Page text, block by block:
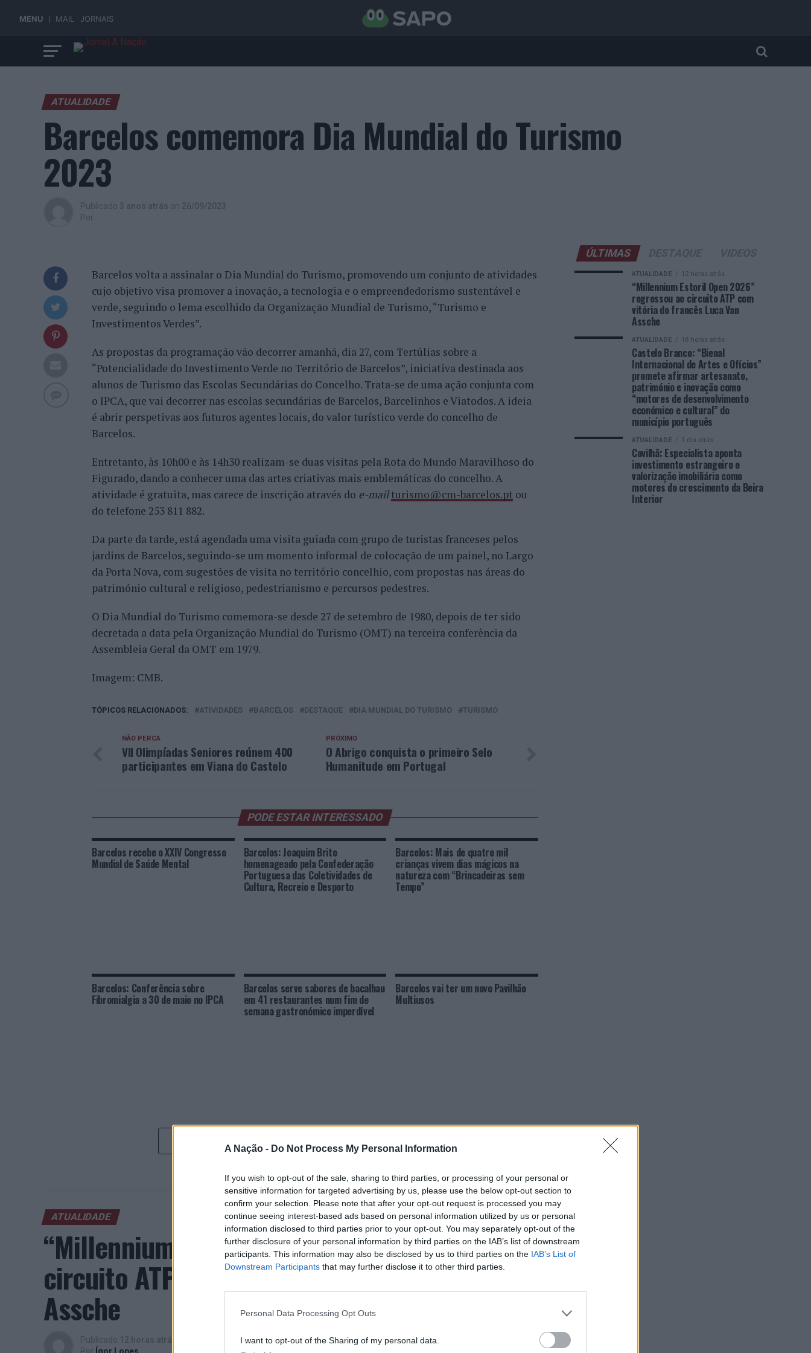
A Nação - Do Not Process My Personal Information
If you wish to opt-out of the sale, sharing to third parties, or processing of your personal or
sensitive information for targeted advertising by us, please use the below opt-out section to
confirm your selection. Please note that after your opt-out request is processed you may
continue seeing interest-based ads based on personal information utilized by us or personal
information disclosed to third parties prior to your opt-out. You may separately opt-out of the
further disclosure of your personal information by third parties on the IAB’s list of downstream
participants. This information may also be disclosed by us to third parties on the IAB’s List of
Downstream Participants that may further disclose it to other third parties.
Personal Data Processing Opt Outs
I want to opt-out of the Sharing of my personal data.
MENU MAIL JORNAIS
ATUALIDADE
Barcelos comemora Dia Mundial do Turismo
2023
Publicado 3 anos atrás on 26/09/2023
Por
Barcelos volta a assinalar o Dia Mundial do Turismo, promovendo um conjunto de atividades
cujo objetivo visa promover a inovação, a tecnologia e o empreendedorismo sustentável e
verde, seguindo o lema escolhido da Organização Mundial de Turismo, “Turismo e
Investimentos Verdes”.
As propostas da programação vão decorrer amanhã, dia 27, com Tertúlias sobre a
“Potencialidade do Investimento Verde no Território de Barcelos”, iniciativa destinada aos
alunos de Turismo das Escolas Secundárias do Concelho. Trata-se de uma ação conjunta com
o IPCA, que vai decorrer nas escolas secundárias de Barcelos, Barcelinhos e Viatodos. A ideia
é abrir perspetivas aos futuros agentes locais, do valor turístico verde do concelho de
Barcelos.
Entretanto, às 10h00 e às 14h30 realizam-se duas visitas pela Rota do Mundo Maravilhoso do
Figurado, dando a conhecer uma das artes criativas mais emblemáticas do concelho. A
atividade é gratuita, mas carece de inscrição através do e-mail turismo@cm-barcelos.pt ou
do telefone 253 811 882.
Da parte da tarde, está agendada uma visita guiada com grupo de turistas franceses pelos
jardins de Barcelos, seguindo-se um momento informal de colocação de um painel, no Largo
da Porta Nova, com sugestões de visita no território concelhio, com propostas nas áreas do
património cultural e religioso, pedestrianismo e percursos pedestres.
O Dia Mundial do Turismo comemora-se desde 27 de setembro de 1980, depois de ter sido
decretada a data pela Organização Mundial do Turismo (OMT) na terceira conferência da
Assembleia Geral da OMT em 1979.
Imagem: CMB.
TÓPICOS RELACIONADOS: ATIVIDADES BARCELOS DESTAQUE DIA MUNDIAL DO TURISMO TURISMO
PRÓXIMO
O Abrigo conquista o primeiro Selo
Humanitude em Portugal
NÃO PERCA
VII Olimpíadas Seniores reúnem 400
participantes em Viana do Castelo
PODE ESTAR INTERESSADO
Barcelos recebe o XXIV Congresso
Mundial de Saúde Mental
Barcelos: Joaquim Brito
homenageado pela Confederação
Portuguesa das Coletividades de
Cultura, Recreio e Desporto
Barcelos: Mais de quatro mil
crianças vivem dias mágicos na
natureza com “Brincadeiras sem
Tempo”
Barcelos: Conferência sobre
Fibromialgia a 30 de maio no IPCA
Barcelos serve sabores de bacalhau
em 41 restaurantes num fim de
semana gastronómico imperdível
Barcelos vai ter um novo Pavilhão
Multiusos
ATUALIDADE
“Millennium Estoril Open 2026” regressou ao
circuito ATP com vitória do francês Luca Van
Assche
Publicado 12 horas atrás
ÚLTIMAS
ATUALIDADE 12 horas atrás
“Millennium Estoril Open 2026”
regressou ao circuito ATP com
vitória do francês Luca Van
Assche
ATUALIDADE 18 horas atrás
Castelo Branco: “Bienal
Internacional de Artes e Ofícios”
promete afirmar artesanato,
património e inovação como
“motores de desenvolvimento
económico e cultural” do
município português
ATUALIDADE 1 dia atrás
Covilhã: Especialista aponta
investimento estrangeiro e
valorização imobiliária como
motores do crescimento da Beira
Interior